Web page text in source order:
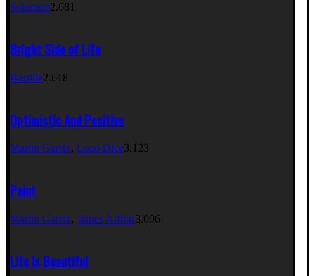
Solomun2.681
Bright Side of Life
Bastille2.618
Optimistic And Positive
Martin Garrix, Loco Dice3.123
Paint
Martin Garrix, James Arthur3.006
Life Is Beautiful